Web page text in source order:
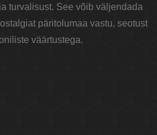
turvalisust. See võib väljendada
päritolumaa vastu, seotust
väärtustega.